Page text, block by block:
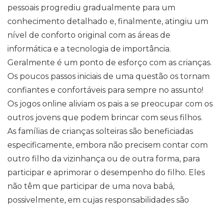
pessoais progrediu gradualmente para um
conhecimento detalhado e, finalmente, atingiu um
nível de conforto original com as áreas de
informática e a tecnologia de importância.
Geralmente é um ponto de esforço com as crianças.
Os poucos passos iniciais de uma questão os tornam
confiantes e confortáveis ​​para sempre no assunto!
Os jogos online aliviam os pais a se preocupar com os
outros jovens que podem brincar com seus filhos.
As famílias de crianças solteiras são beneficiadas
especificamente, embora não precisem contar com
outro filho da vizinhança ou de outra forma, para
participar e aprimorar o desempenho do filho. Eles
não têm que participar de uma nova babá,
possivelmente, em cujas responsabilidades são